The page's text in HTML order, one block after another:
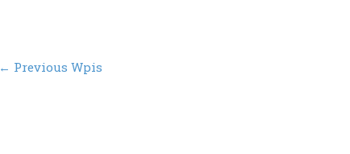
Post
← Previous Wpis